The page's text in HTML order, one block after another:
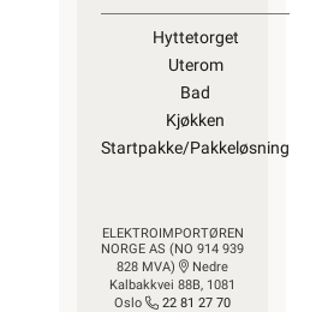
Hyttetorget
Uterom
Bad
Kjøkken
Startpakke/Pakkeløsning
ELEKTROIMPORTØREN
NORGE AS (NO 914 939
828 MVA)
Nedre
Kalbakkvei 88B, 1081
Oslo
22 81 27 70